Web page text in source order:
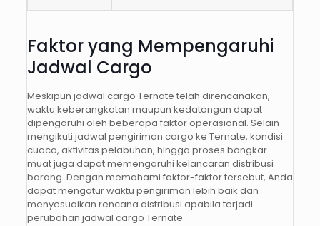
Faktor yang Mempengaruhi
Jadwal Cargo
Meskipun jadwal cargo Ternate telah direncanakan,
waktu keberangkatan maupun kedatangan dapat
dipengaruhi oleh beberapa faktor operasional. Selain
mengikuti jadwal pengiriman cargo ke Ternate, kondisi
cuaca, aktivitas pelabuhan, hingga proses bongkar
muat juga dapat memengaruhi kelancaran distribusi
barang. Dengan memahami faktor-faktor tersebut, Anda
dapat mengatur waktu pengiriman lebih baik dan
menyesuaikan rencana distribusi apabila terjadi
perubahan jadwal cargo Ternate.